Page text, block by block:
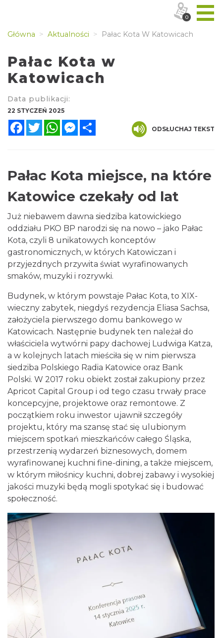
Główna Aktualności Pałac Kota W Katowicach
Pałac Kota w
Katowicach
Data publikacji:
22 STYCZEŃ 2025
FacebookTwitterWhatsAppMessenger
ODSŁUCHAJ TEKST
Pałac Kota miejsce, na które
Katowice czekały od lat
Już niebawem dawna siedziba katowickiego
oddziału PKO BP narodzi się na nowo – jako Pałac
Kota, czyli 8 unikatowych konceptów
gastronomicznych, w których Katowiczan i
przyjezdnych przywita świat wyrafinowanych
smaków, muzyki i rozrywki.
Budynek, w którym powstaje Pałac Kota, to XIX-
wieczny zabytek, niegdyś rezydencja Eliasa Sachsa,
założyciela pierwszego domu bankowego w
Katowicach. Następnie budynek ten należał do
właściciela wytwórni papy dachowej Ludwiga Katza,
a w kolejnych latach mieściła się w nim pierwsza
siedziba Polskiego Radia Katowice oraz Bank
Polski. W 2017 roku obiekt został zakupiony przez
Apricot Capital Group i od tego czasu trwały prace
koncepcyjne, projektowe oraz remontowe. Z
początkiem roku inwestor ujawnił szczegóły
projektu, który ma szansę stać się ulubionym
miejscem spotkań mieszkańców całego Śląska,
przestrzenią wydarzeń biznesowych, domem
wyrafinowanej kuchni fine-dining, a także miejscem,
w którym miłośnicy kuchni, dobrej zabawy i wysokiej
jakości muzyki będą mogli spotykać się i budować
społeczność.
0